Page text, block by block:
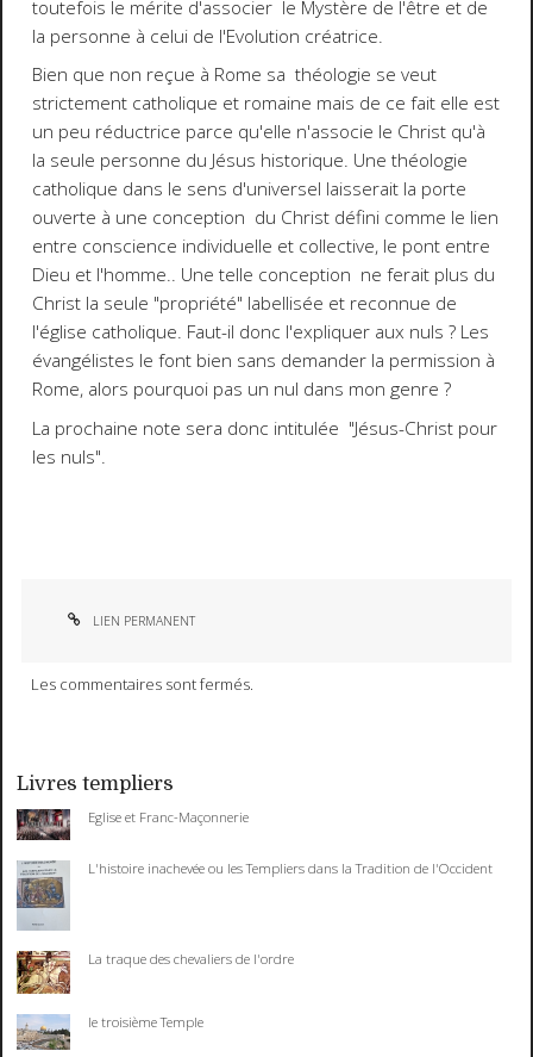
toutefois le mérite d'associer le Mystère de l'être et de
la personne à celui de l'Evolution créatrice.
Bien que non reçue à Rome sa théologie se veut
strictement catholique et romaine mais de ce fait elle est
un peu réductrice parce qu'elle n'associe le Christ qu'à
la seule personne du Jésus historique. Une théologie
catholique dans le sens d'universel laisserait la porte
ouverte à une conception du Christ défini comme le lien
entre conscience individuelle et collective, le pont entre
Dieu et l'homme.. Une telle conception ne ferait plus du
Christ la seule "propriété" labellisée et reconnue de
l'église catholique. Faut-il donc l'expliquer aux nuls ? Les
évangélistes le font bien sans demander la permission à
Rome, alors pourquoi pas un nul dans mon genre ?
La prochaine note sera donc intitulée "Jésus-Christ pour
les nuls".
LIEN PERMANENT
Les commentaires sont fermés.
Livres templiers
Eglise et Franc-Maçonnerie
L'histoire inachevée ou les Templiers dans la Tradition de l'Occident
La traque des chevaliers de l'ordre
le troisième Temple